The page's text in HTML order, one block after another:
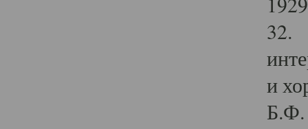
32.
и
Б.Ф.